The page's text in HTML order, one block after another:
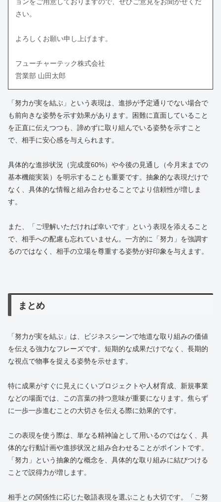
さい。
よろしくお願い申し上げます。
フューチャーテック株式会社
営業部 山田太郎
「努力が実を結ぶ」という表現は、進捗が予定通りでない場合で
も前向きな姿勢を示す効果があります。困難に直面していること
を正直に伝えつつも、諦めずに取り組んでいる姿勢を示すこと
で、相手に安心感を与えられます。
具体的な進捗状況（完成度60%）や今後の見通し（今月末までの
基本機能実装）を明示することも重要です。抽象的な表現だけで
なく、具体的な情報と組み合わせることでより信頼性が増しま
す。
また、「ご理解いただければ幸いです」という表現を添えること
で、相手への配慮も忘れていません。一方的に「努力」を強調す
るのではなく、相手の立場を尊重する姿勢が好印象を与えます。
まとめ
「努力が実を結ぶ」は、ビジネスシーンで地道な取り組みの価値
を伝える強力なフレーズです。短期的な成果だけでなく、長期的
な視点で物事を捉える姿勢を示せます。
特に成果がすぐに見えにくいプロジェクトや人材育成、新規事業
などの場面では、この言葉の持つ意味が重要になります。焦らず
に一歩一歩進むことの大切さを伝える際に効果的です。
この表現を使う際は、単なる精神論として用いるのではなく、具
体的な行動計画や進捗状況と組み合わせることがポイントです。
「努力」という抽象的な概念を、具体的な取り組みに結びつける
ことで説得力が増します。
相手との関係性に応じた敬語表現を選ぶことも大切です。「ご努